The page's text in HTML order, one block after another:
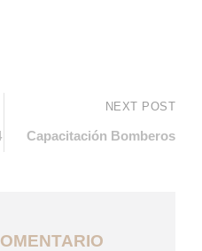
NEXT POST
Capacitación Bomberos